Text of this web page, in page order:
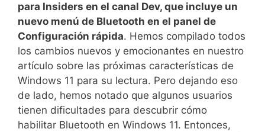
para Insiders en el canal Dev, que incluye un
nuevo menú de Bluetooth en el panel de
Configuración rápida. Hemos compilado todos
los cambios nuevos y emocionantes en nuestro
artículo sobre las próximas características de
Windows 11 para su lectura. Pero dejando eso
de lado, hemos notado que algunos usuarios
tienen dificultades para descubrir cómo
habilitar Bluetooth en Windows 11. Entonces,